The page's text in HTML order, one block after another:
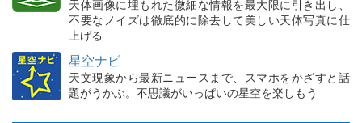
天体画像に埋もれた微細な情報を最大限に引き出し、
不要なノイズは徹底的に除去して美しい天体写真に仕
上げる
星空ナビ
天文現象から最新ニュースまで、スマホをかざすと話
題がうかぶ。不思議がいっぱいの星空を楽しもう